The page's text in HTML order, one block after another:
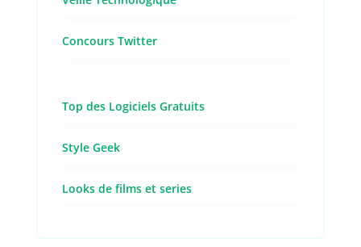
Concours Twitter
Top des Logiciels Gratuits
Style Geek
Looks de films et series